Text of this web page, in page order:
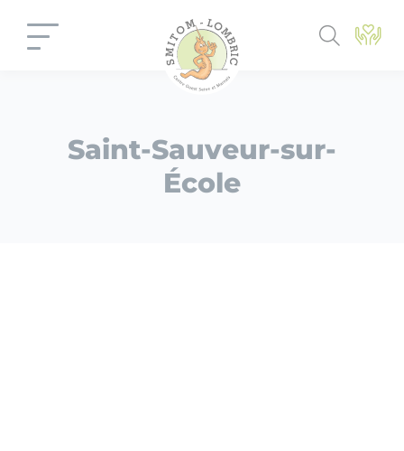
Saint-Sauveur-sur-
École